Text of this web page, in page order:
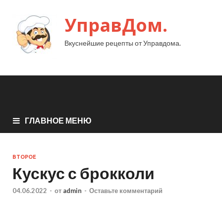
УправДом.
Вкуснейшие рецепты от Управдома.
ГЛАВНОЕ МЕНЮ
ВТОРОЕ
Кускус с брокколи
04.06.2022 - от admin - Оставьте комментарий